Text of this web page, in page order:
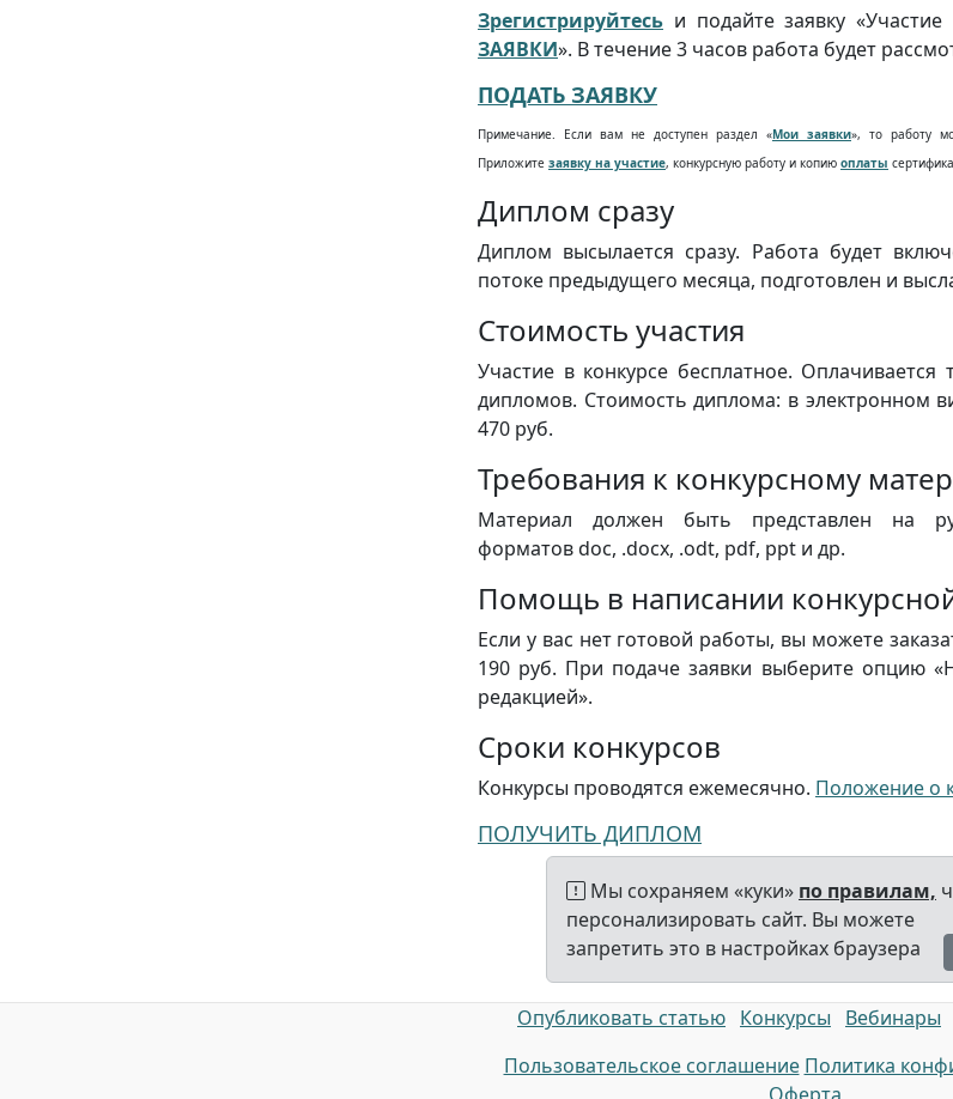
Зрегистрируйтесь и подайте заявку
ЗАЯВКИ». В течение 3 часов работа будет
ПОДАТЬ ЗАЯВКУ
Примечание. Если вам не доступен раздел «Мои заявки», то работу
Приложите заявку на участие, конкурсную работу и копию оплаты
Диплом сразу
Диплом высылается сразу. Работа будет
потоке предыдущего месяца, подготовлен и
Стоимость участия
Участие в конкурсе бесплатное. Оплачивается
дипломов. Стоимость диплома: в
470 руб.
Требования к конкурсному
Материал должен быть представлен на
форматов doc, .docx, .odt, pdf, ppt и др.
Помощь в написании
Если у вас нет готовой работы, вы можете
190 руб. При подаче заявки выберите опцию
редакцией».
Сроки конкурсов
Конкурсы проводятся ежемесячно. Положение о
ПОЛУЧИТЬ ДИПЛОМ
Мы сохраняем «куки» по правилам,
персонализировать сайт. Вы можете
запретить это в настройках браузера
Опубликовать статью Конкурсы Вебинары
Пользовательское соглашение Политика